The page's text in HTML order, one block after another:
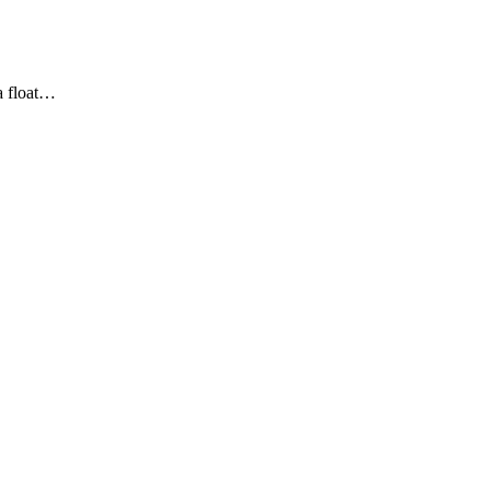
float…